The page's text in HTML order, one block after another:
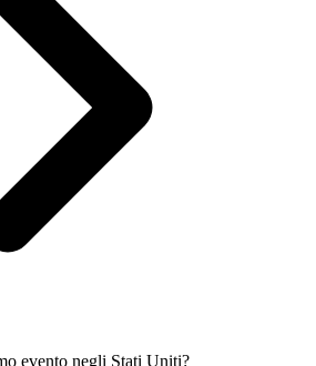
evento negli Stati Uniti?